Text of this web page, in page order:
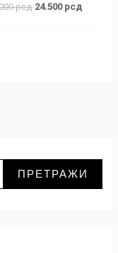
ПРЕТРАЖИ
рсд 24.500 рсд